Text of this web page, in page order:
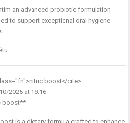
an advanced probiotic formulation
to support exceptional oral hygiene
nitric boost</cite>
2025 at 18:16
boost**
is a dietary formula crafted to enhance